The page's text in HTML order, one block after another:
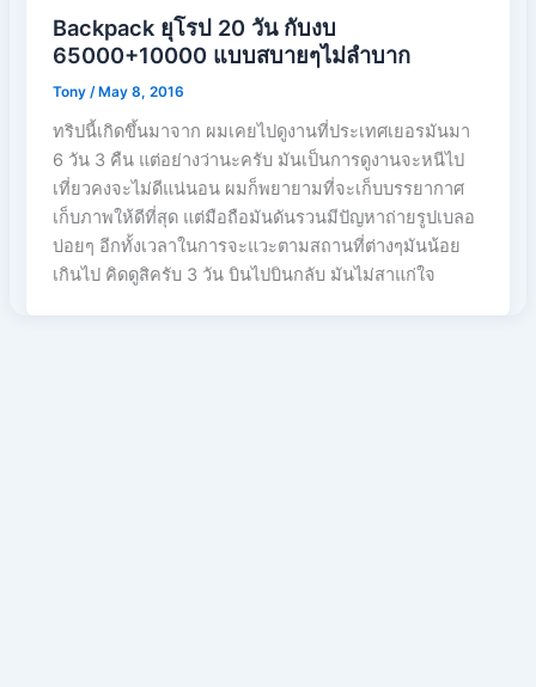
Backpack ยุโรป 20 วัน กับงบ
65000+10000 แบบสบายๆไม่ลำบาก
Tony/ May 8, 2016
ทริปนี้เกิดขึ้นมาจาก ผมเคยไปดูงานที่ประเทศเยอรมันมา
6 วัน 3 คืน แต่อย่างว่านะครับ มันเป็นการดูงานจะหนีไป
เที่ยวคงจะไม่ดีแน่นอน ผมก็พยายามที่จะเก็บบรรยากาศ
เก็บภาพให้ดีที่สุด แต่มือถือมันดันรวนมีปัญหาถ่ายรูปเบลอ
บ่อยๆ อีกทั้งเวลาในการจะแวะตามสถานที่ต่างๆมันน้อย
เกินไป คิดดูสิครับ 3 วัน บินไปบินกลับ มันไม่สาแก่ใจ